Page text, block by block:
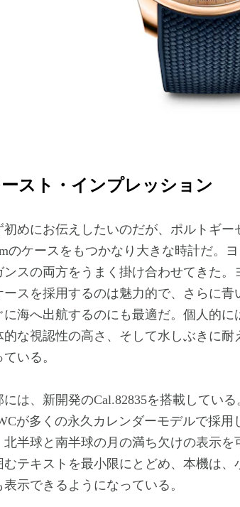
スト・インプレッション
めにお伝えしたいのだが、ポルトギー
のケースをもつかなり大きな時計だ。
ンスの両方をうまく掛け合わせてきた
ースを採用するのは魅力的で、さらに
に海へ出航するのにも最適だ。個人的
的な視認性の高さ、そして水しぶきに
いる。
は、新開発のCal.82835を搭載してい
が多くの永久カレンダーモデルで採
北半球と南半球の月の満ち欠けの表示
むテキストを最小限にとどめ、本機は
示できるようになっている。